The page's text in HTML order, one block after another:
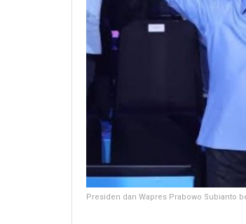
Presiden dan Wapres Prabowo Subianto